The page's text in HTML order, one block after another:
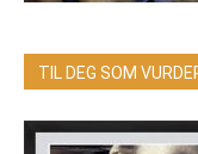
TIL DEG SOM